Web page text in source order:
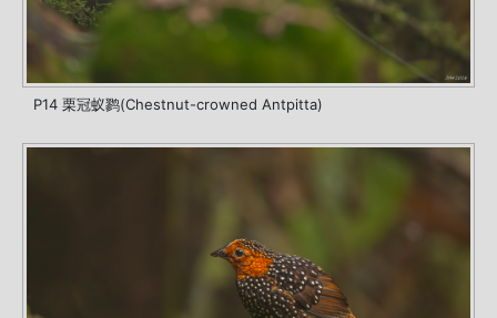
P14 栗冠蚁鹨(Chestnut-crowned Antpitta)